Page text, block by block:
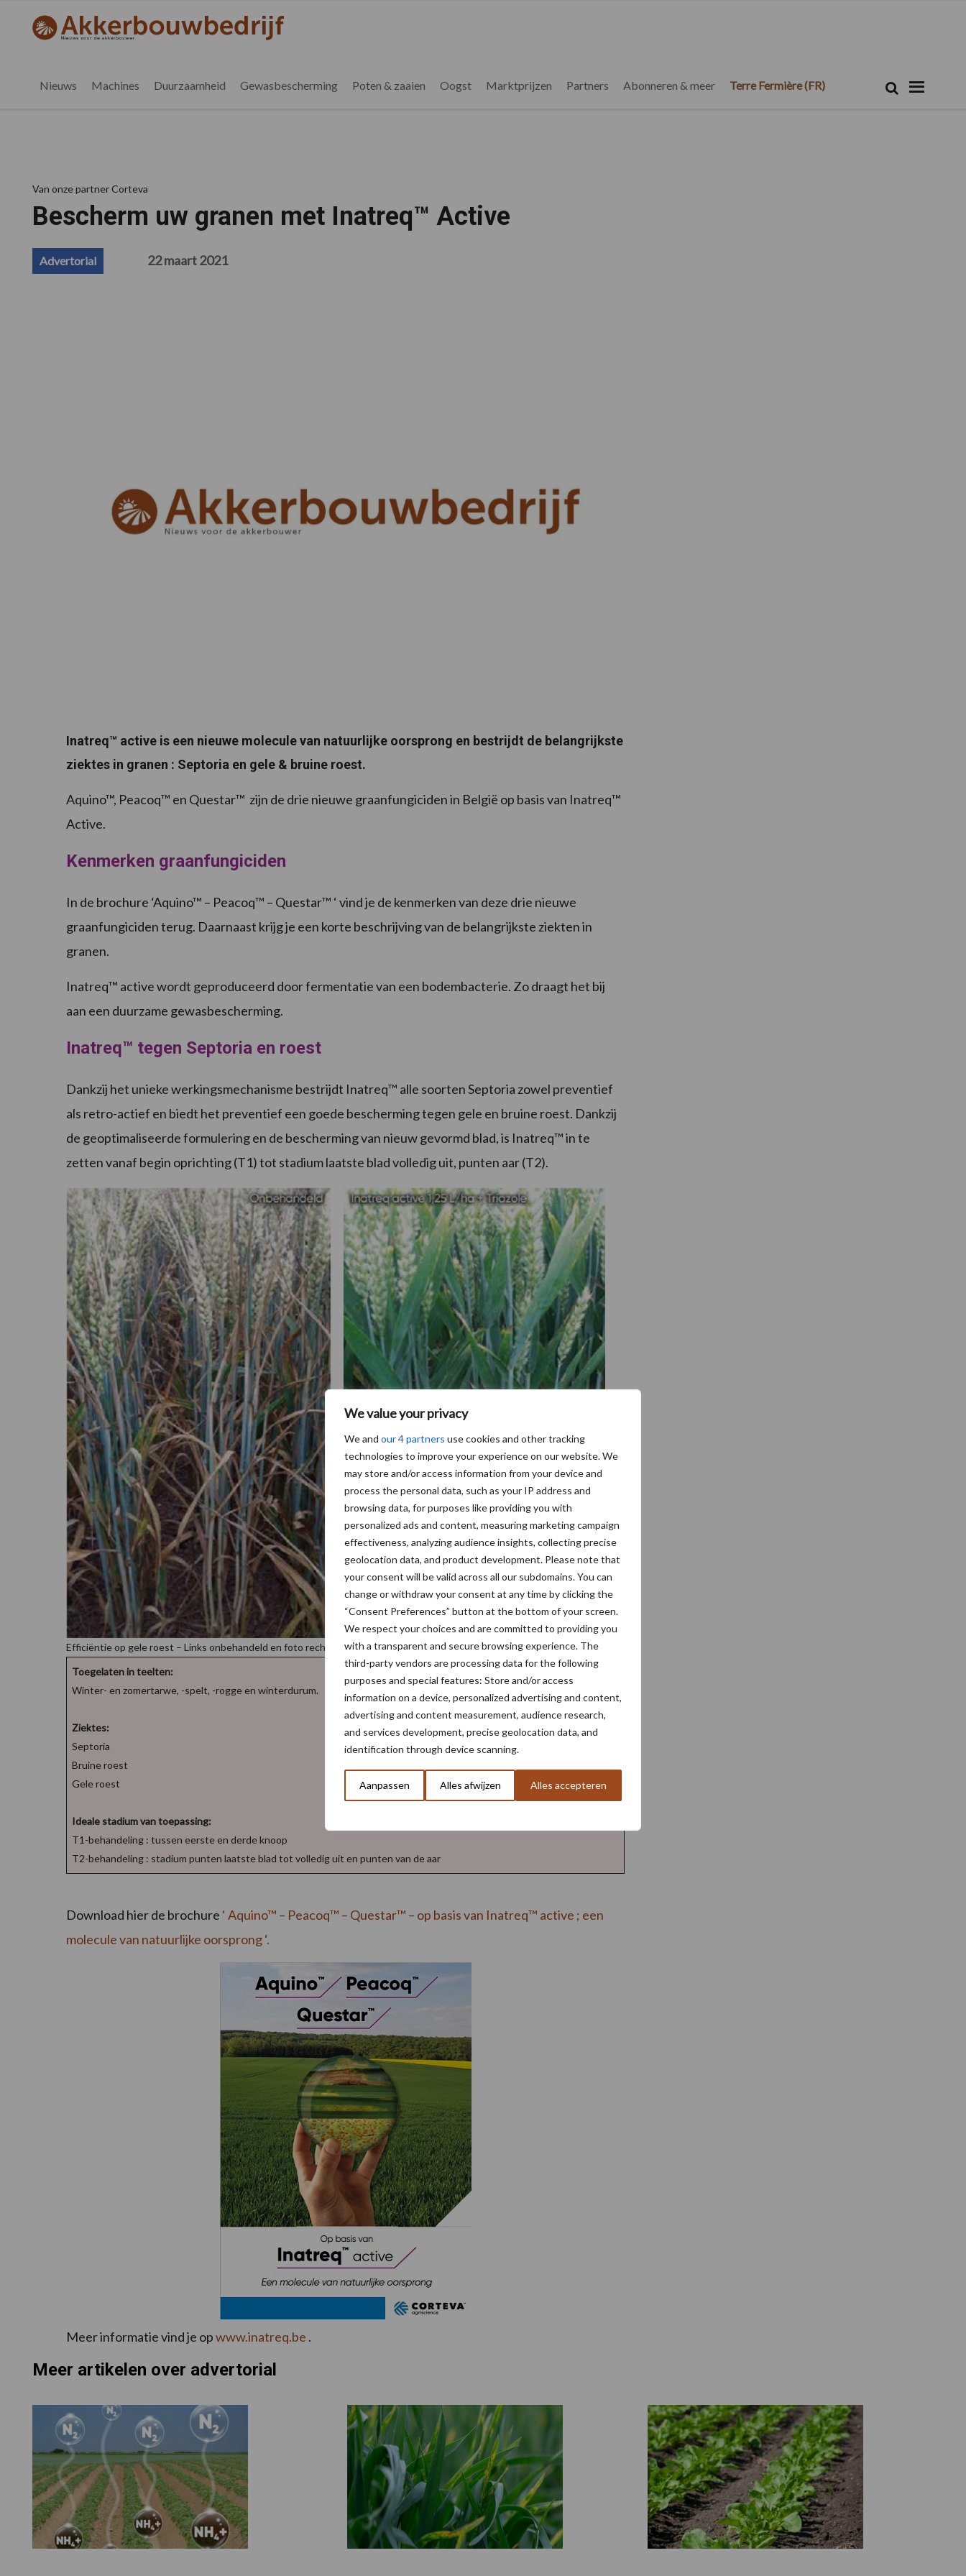
We value your privacy
We and our 4 partners use cookies and other tracking
technologies to improve your experience on our website. We
may store and/or access information from your device and
process the personal data, such as your IP address and
browsing data, for purposes like providing you with
personalized ads and content, measuring marketing campaign
effectiveness, analyzing audience insights, collecting precise
geolocation data, and product development. Please note that
your consent will be valid across all our subdomains. You can
change or withdraw your consent at any time by clicking the
“Consent Preferences” button at the bottom of your screen.
We respect your choices and are committed to providing you
with a transparent and secure browsing experience. The
third-party vendors are processing data for the following
purposes and special features: Store and/or access
information on a device, personalized advertising and content,
advertising and content measurement, audience research,
and services development, precise geolocation data, and
identification through device scanning.
Aanpassen Alles afwijzen Alles accepteren
hoofdnavigatie
eerste
voettekst
akkerbouwbedrijf.be
Nieuws
Nieuws Machines Duurzaamheid Gewasbescherming Poten & zaaien Oogst Marktprijzen Partners Abonneren & meer Terre Fermière (FR) Zoek
Van onze partner Corteva
Bescherm uw granen met Inatreq™ Active
Advertorial 22 maart 2021
Inatreq™ active is een nieuwe molecule van natuurlijke oorsprong en bestrijdt de belangrijkste
ziektes in granen : Septoria en gele & bruine roest.
Aquino™, Peacoq™ en Questar™ zijn de drie nieuwe graanfungiciden in België op basis van Inatreq™
Active.
Kenmerken graanfungiciden
In de brochure ‘Aquino™ – Peacoq™ – Questar™ ‘ vind je de kenmerken van deze drie nieuwe
graanfungiciden terug. Daarnaast krijg je een korte beschrijving van de belangrijkste ziekten in
granen.
Inatreq™ active wordt geproduceerd door fermentatie van een bodembacterie. Zo draagt het bij
aan een duurzame gewasbescherming.
Inatreq™ tegen Septoria en roest
Dankzij het unieke werkingsmechanisme bestrijdt Inatreq™ alle soorten Septoria zowel preventief
als retro-actief en biedt het preventief een goede bescherming tegen gele en bruine roest. Dankzij
de geoptimaliseerde formulering en de bescherming van nieuw gevormd blad, is Inatreq™ in te
zetten vanaf begin oprichting (T1) tot stadium laatste blad volledig uit, punten aar (T2).
Efficiëntie op gele roest – Links onbehandeld en foto rechts behandeld.
Toegelaten in teelten:
Winter- en zomertarwe, -spelt, -rogge en winterdurum.
Ziektes:
Septoria
Bruine roest
Gele roest
Ideale stadium van toepassing:
T1-behandeling : tussen eerste en derde knoop
T2-behandeling : stadium punten laatste blad tot volledig uit en punten van de aar
Download hier de brochure ‘ Aquino™ – Peacoq™ – Questar™ – op basis van Inatreq™ active ; een
molecule van natuurlijke oorsprong ‘.
Meer informatie vind je opwww.inatreq.be .
Meer artikelen over advertorial